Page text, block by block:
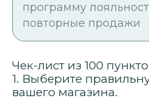
программу
повторные продажи
Чек-лист из 100
1. Выберите
вашего магазина.